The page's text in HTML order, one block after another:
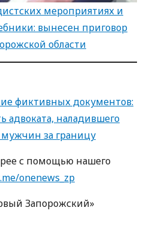
мероприятиях и
вынесен приговор
области
фиктивных документов:
адвоката, наладившего
за границу
с помощью нашего
onenews_zp
Запорожский»